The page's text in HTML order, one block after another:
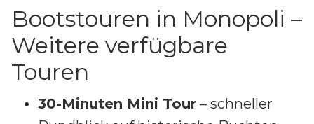
Bootstouren in Monopoli –
Weitere verfügbare
Touren
30-Minuten Mini Tour – schneller